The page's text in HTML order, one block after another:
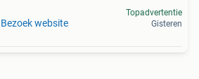
Bezoek website
Topadvertentie
Gisteren